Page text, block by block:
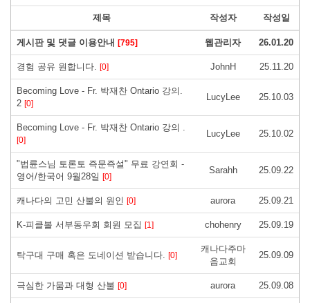
제목 작성자 작성일
게시판 및 댓글 이용안내 [795] 웹관리자 26.01.20
경험 공유 원합니다. [0] JohnH 25.11.20
Becoming Love - Fr. 박재찬 Ontario 강의.
2 [0]
LucyLee 25.10.03
Becoming Love - Fr. 박재찬 Ontario 강의 .
[0]
LucyLee 25.10.02
"법륜스님 토론토 즉문즉설" 무료 강연회 -
영어/한국어 9월28일 [0]
Sarahh 25.09.22
캐나다의 고민 산불의 원인 [0] aurora 25.09.21
K-피클볼 서부동우회 회원 모집 [1] chohenry 25.09.19
탁구대 구매 혹은 도네이션 받습니다. [0]
캐나다주마
음교회
25.09.09
극심한 가뭄과 대형 산불 [0] aurora 25.09.08